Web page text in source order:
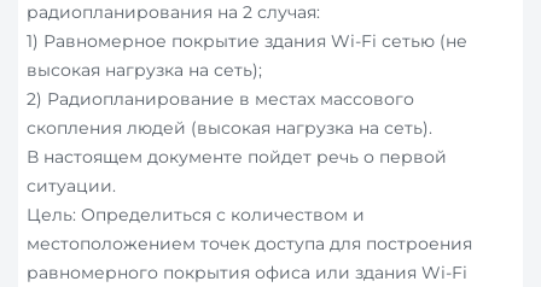
радиопланирования на 2 случая:
1) Равномерное покрытие здания Wi-Fi сетью (не
высокая нагрузка на сеть);
2) Радиопланирование в местах массового
скопления людей (высокая нагрузка на сеть).
В настоящем документе пойдет речь о первой
ситуации.
Цель: Определиться с количеством и
местоположением точек доступа для построения
равномерного покрытия офиса или здания Wi-Fi